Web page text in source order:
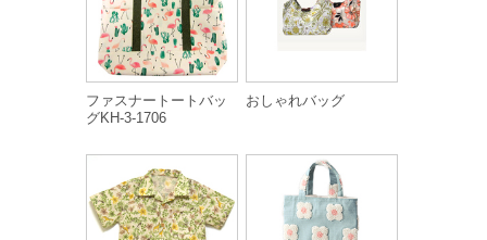
ファスナートートバッ
グKH-3-1706
おしゃれバッグ